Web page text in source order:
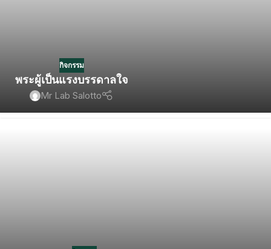
กิจกรรม
พระผู้เป็นแรงบรรดาลใจ
Mr Lab Salotto